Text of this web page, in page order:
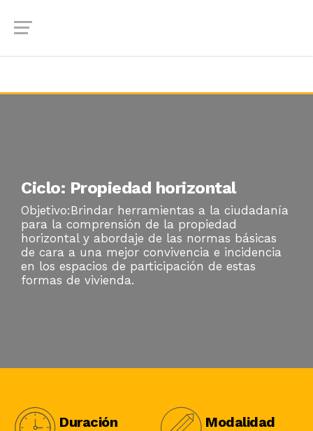
Ciclo: Propiedad horizontal
Objetivo:Brindar herramientas a la ciudadanía
para la comprensión de la propiedad
horizontal y abordaje de las normas básicas
de cara a una mejor convivencia e incidencia
en los espacios de participación de estas
formas de vivienda.
Duración Modalidad